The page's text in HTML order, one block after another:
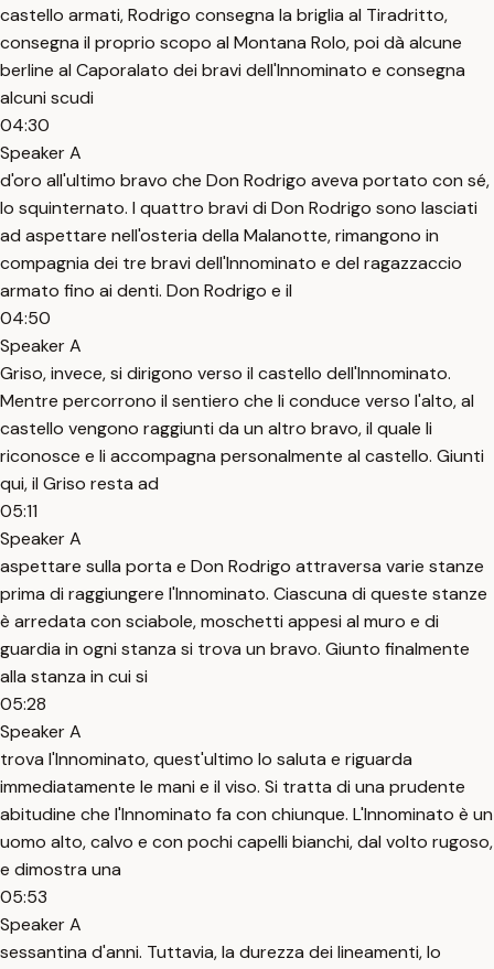
castello armati, Rodrigo consegna la briglia al Tiradritto,
consegna il proprio scopo al Montana Rolo, poi dà alcune
berline al Caporalato dei bravi dell'Innominato e consegna
alcuni scudi
04:30
Speaker A
d'oro all'ultimo bravo che Don Rodrigo aveva portato con sé,
lo squinternato. I quattro bravi di Don Rodrigo sono lasciati
ad aspettare nell'osteria della Malanotte, rimangono in
compagnia dei tre bravi dell'Innominato e del ragazzaccio
armato fino ai denti. Don Rodrigo e il
04:50
Speaker A
Griso, invece, si dirigono verso il castello dell'Innominato.
Mentre percorrono il sentiero che li conduce verso l'alto, al
castello vengono raggiunti da un altro bravo, il quale li
riconosce e li accompagna personalmente al castello. Giunti
qui, il Griso resta ad
05:11
Speaker A
aspettare sulla porta e Don Rodrigo attraversa varie stanze
prima di raggiungere l'Innominato. Ciascuna di queste stanze
è arredata con sciabole, moschetti appesi al muro e di
guardia in ogni stanza si trova un bravo. Giunto finalmente
alla stanza in cui si
05:28
Speaker A
trova l'Innominato, quest'ultimo lo saluta e riguarda
immediatamente le mani e il viso. Si tratta di una prudente
abitudine che l'Innominato fa con chiunque. L'Innominato è un
uomo alto, calvo e con pochi capelli bianchi, dal volto rugoso,
e dimostra una
05:53
Speaker A
sessantina d'anni. Tuttavia, la durezza dei lineamenti, lo